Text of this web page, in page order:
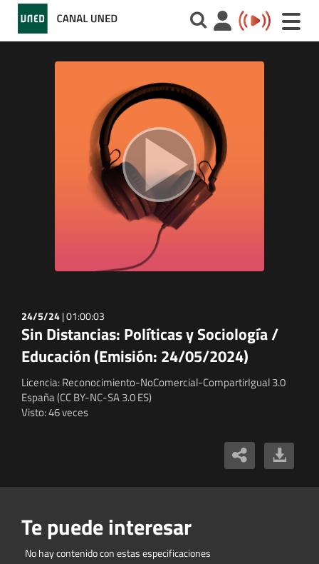
Toggle
24/5/24|01:00:03
Sin Distancias: Políticas y Sociología /
Educación (Emisión: 24/05/2024)
Licencia: Reconocimiento-NoComercial-CompartirIgual 3.0
España (CC BY-NC-SA 3.0 ES)
Visto: 46 veces
Te puede interesar
No hay contenido con estas especificaciones